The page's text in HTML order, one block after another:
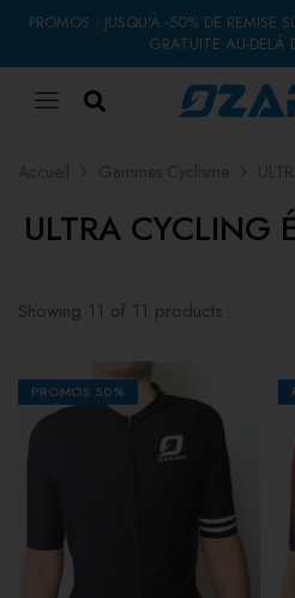
PROMOS : JUSQU'À -50% DE REMISE
GRATUITE AU-
ULTRA CYCLING
Showing 11 of 11 products
PROMOS 50%